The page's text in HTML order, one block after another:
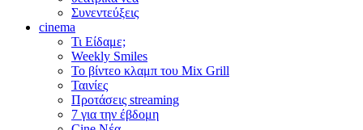
Συνεντεύξεις
cinema
Τι Είδαμε;
Weekly Smiles
Το βίντεο κλαμπ του Mix Grill
Ταινίες
Προτάσεις streaming
7 για την έβδομη